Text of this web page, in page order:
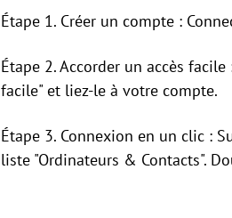
Étape 1. Créer un compte :
Étape 2. Accorder un accès
facile" et liez-le à votre compte.
Étape 3. Connexion en un clic :
liste "Ordinateurs & Contacts".